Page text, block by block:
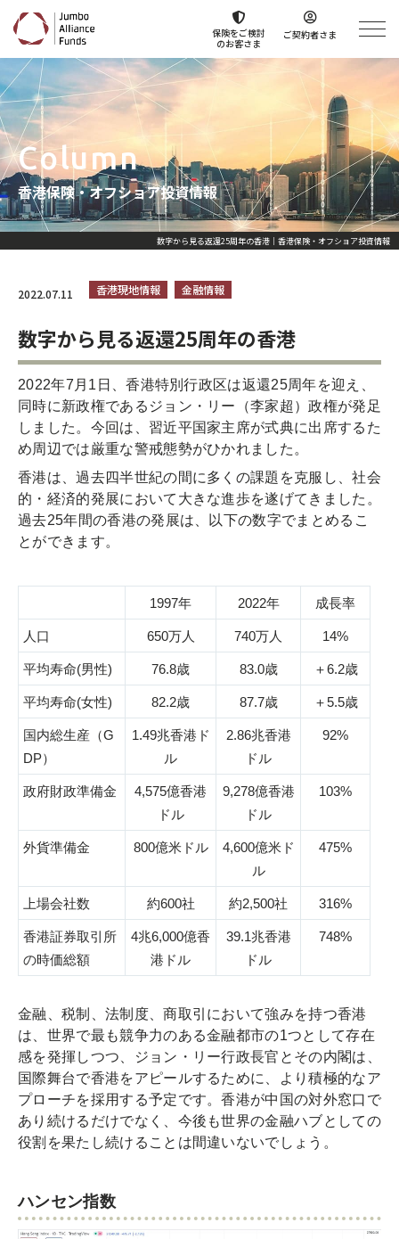
保険をご検討
のお客さま
ご契約者さま
Column
香港保険・オフショア投資情報
数字から見る返還25周年の香港｜香港保険・オフショア投資情報
2022.07.11 香港現地情報 金融情報
数字から見る返還25周年の香港
2022年7月1日、香港特別行政区は返還25周年を迎え、
同時に新政権であるジョン・リー（李家超）政権が発足
しました。今回は、習近平国家主席が式典に出席するた
め周辺では厳重な警戒態勢がひかれました。
香港は、過去四半世紀の間に多くの課題を克服し、社会
的・経済的発展において大きな進歩を遂げてきました。
過去25年間の香港の発展は、以下の数字でまとめるこ
とができます。
1997年 2022年 成長率
人口 650万人 740万人 14%
平均寿命(男性) 76.8歳 83.0歳 ＋6.2歳
平均寿命(女性) 82.2歳 87.7歳 ＋5.5歳
国内総生産（G
DP）
1.49兆香港ド
ル
2.86兆香港
ドル
92%
政府財政準備金
4,575億香港
ドル
9,278億香港
ドル
103%
外貨準備金 800億米ドル
4,600億米ド
ル
475%
上場会社数 約600社 約2,500社 316%
香港証券取引所
の時価総額
4兆6,000億香
港ドル
39.1兆香港
ドル
748%
金融、税制、法制度、商取引において強みを持つ香港
は、世界で最も競争力のある金融都市の1つとして存在
感を発揮しつつ、ジョン・リー行政長官とその内閣は、
国際舞台で香港をアピールするために、より積極的なア
プローチを採用する予定です。香港が中国の対外窓口で
あり続けるだけでなく、今後も世界の金融ハブとしての
役割を果たし続けることは間違いないでしょう。
ハンセン指数